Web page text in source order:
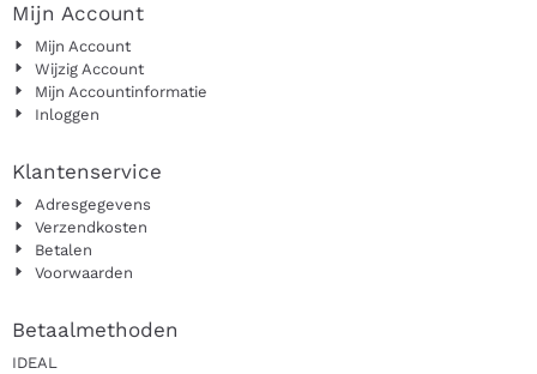
Mijn Account
Mijn Account
Wijzig Account
Mijn Accountinformatie
Inloggen
Klantenservice
Adresgegevens
Verzendkosten
Betalen
Voorwaarden
Betaalmethoden
IDEAL